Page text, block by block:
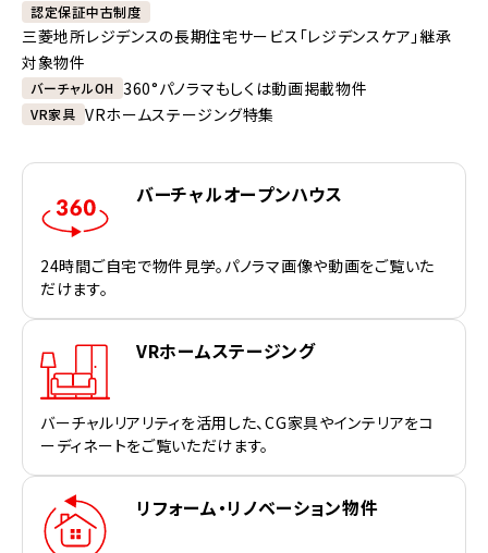
認定保証中古制度
三菱地所レジデンスの長期住宅サービス「レジデンスケア」継承
対象物件
バーチャルOH 360°パノラマもしくは動画掲載物件
VR家具 VRホームステージング特集
バーチャルオープンハウス
24時間ご自宅で物件見学。パノラマ画像や動画をご覧いた
だけます。
VRホームステージング
バーチャルリアリティを活用した、CG家具やインテリアをコ
ーディネートをご覧いただけます。
リフォーム・リノベーション物件